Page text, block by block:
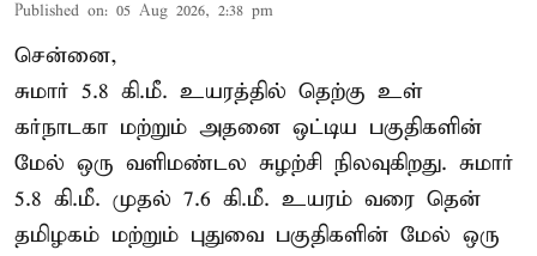
Published on: 05 Aug 2026, 2:38 pm
சென்னை,
சுமார் 5.8 கி.மீ. உயரத்தில் தெற்கு உள்
கர்நாடகா மற்றும் அதனை ஒட்டிய பகுதிகளின்
மேல் ஒரு வளிமண்டல சுழற்சி நிலவுகிறது. சுமார்
5.8 கி.மீ. முதல் 7.6 கி.மீ. உயரம் வரை தென்
தமிழகம் மற்றும் புதுவை பகுதிகளின் மேல் ஒரு